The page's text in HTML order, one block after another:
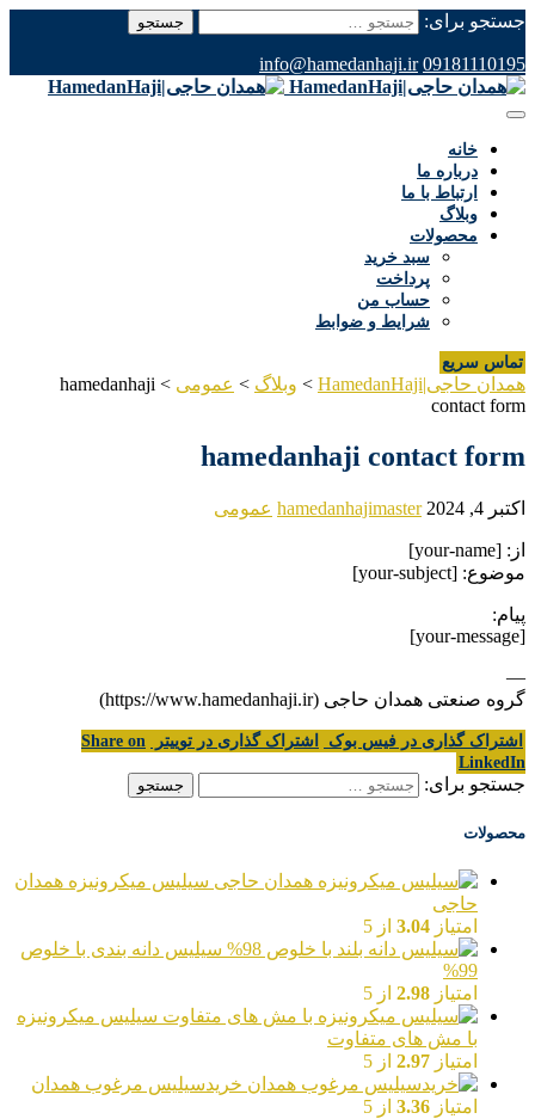
جستجو برای:
09181110195
info@hamedanhaji.ir
خانه
درباره ما
ارتباط با ما
وبلاگ
محصولات
سبد خرید
پرداخت
حساب من
شرایط و ضوابط
تماس سریع
همدان حاجی|HamedanHaji > وبلاگ > عمومی >
hamedanhaji
contact form
hamedanhaji contact form
اکتبر 4, 2024 hamedanhajimaster عمومی
از: [your-name]
موضوع: [your-subject]
پیام:
[your-message]
—
گروه صنعتی همدان حاجی (https://www.hamedanhaji.ir)
اشتراک گذاری در فیس بوک اشتراک گذاری در توییتر
Share on
LinkedIn
جستجو برای:
محصولات
سیلیس میکرونیزه همدان
حاجی
امتیاز 3.04 از 5
سیلیس دانه بندی با خلوص
99%
امتیاز 2.98 از 5
سیلیس میکرونیزه
با مش های متفاوت
امتیاز 2.97 از 5
خریدسیلیس مرغوب همدان
امتیاز 3.36 از 5